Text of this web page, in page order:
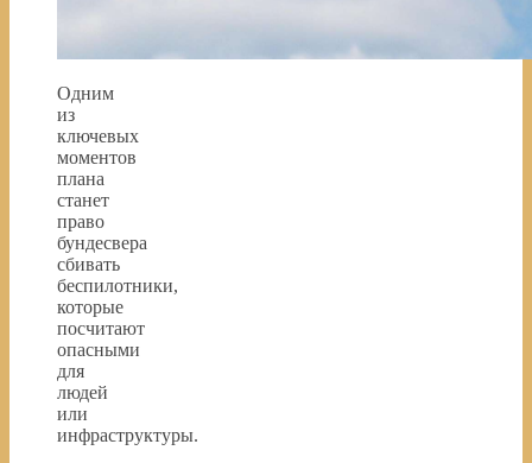
Одним
из
ключевых
моментов
плана
станет
право
бундесвера
сбивать
беспилотники,
которые
посчитают
опасными
для
людей
или
инфраструктуры.